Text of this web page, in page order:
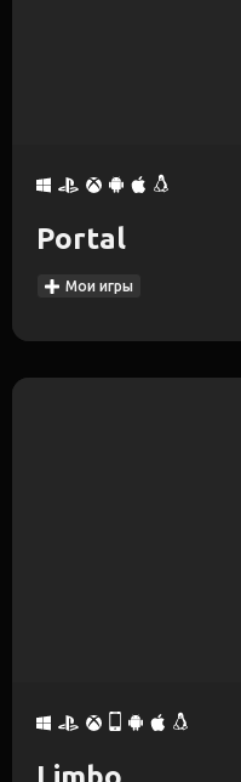
Portal
Мои игры